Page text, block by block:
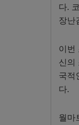
다.
장난
이번
신의
국적
다.
월마